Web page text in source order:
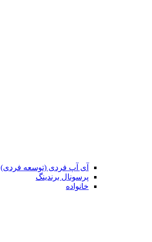
آی آپ فردی (توسعه فردی)
پرسونال برندینگ
خانواده